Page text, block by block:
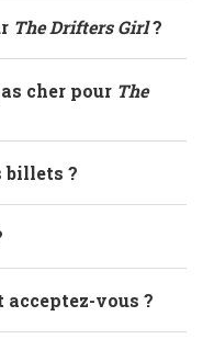
The Drifters Girl?
cher pour The
billets ?
acceptez-vous ?